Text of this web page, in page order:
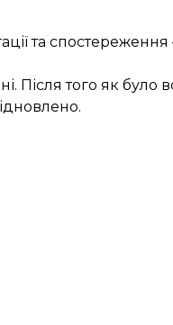
та
того як було